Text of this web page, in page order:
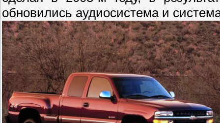
обновились аудиосистема и